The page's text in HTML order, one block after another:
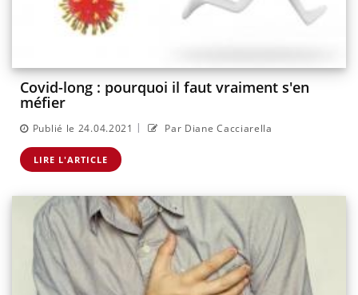
Covid-long : pourquoi il faut vraiment s'en
méfier
Publié le 24.04.2021 | Par Diane Cacciarella
LIRE L'ARTICLE